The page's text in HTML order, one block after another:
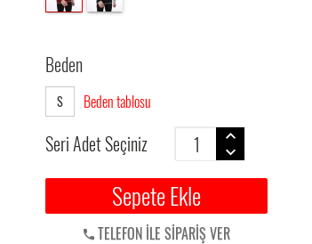
Beden
S Beden tablosu
Seri Adet Seçiniz
Sepete Ekle
TELEFON İLE SİPARİŞ VER